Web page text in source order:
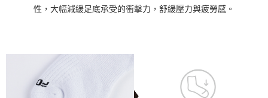
性，大幅減緩足底承受的衝擊力，舒緩壓力與疲勞感。